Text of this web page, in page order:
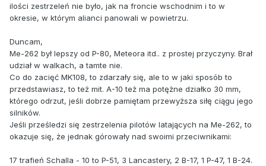
ilości zestrzeleń nie było, jak na froncie wschodnim i to w
okresie, w którym alianci panowali w powietrzu.
Duncam,
Me-262 był lepszy od P-80, Meteora itd.. z prostej przyczyny. Brał
udział w walkach, a tamte nie.
Co do zacięć MK108, to zdarzały się, ale to w jaki sposób to
przedstawiasz, to też mit. A-10 też ma potężne działko 30 mm,
którego odrzut, jeśli dobrze pamiętam przewyższa siłę ciągu jego
silników.
Jeśli prześledzi się zestrzelenia pilotów latających na Me-262, to
okazuje się, że jednak górowały nad swoimi przeciwnikami:
17 trafień Schalla - 10 to P-51, 3 Lancastery, 2 B-17, 1 P-47, 1 B-24.